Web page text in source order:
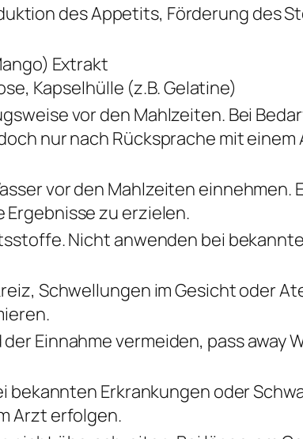
des Appetits, Förderung des
Extrakt
Kapselhülle (z.B. Gelatine)
vor den Mahlzeiten. Bei
nur nach Rücksprache mit einem
vor den Mahlzeiten einnehmen.
zu erzielen.
Nicht anwenden bei
Schwellungen im Gesicht oder
Einnahme vermeiden, pass away
bekannten Erkrankungen oder
Arzt erfolgen.